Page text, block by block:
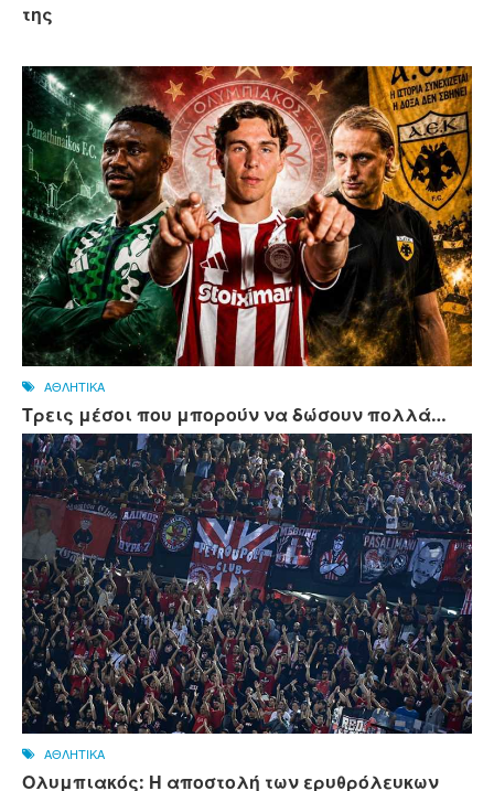
της
ΑΘΛΗΤΙΚΑ
Τρεις μέσοι που μπορούν να δώσουν πολλά…
ΑΘΛΗΤΙΚΑ
Ολυμπιακός: Η αποστολή των ερυθρόλευκων